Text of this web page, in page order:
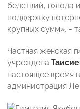
бедствий, голода
поддержку
крупных сумм», -
Частная женская
учреждена
настоящее время
администрация